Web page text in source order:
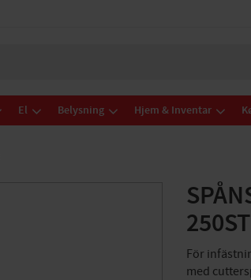
El Belysning Hjem & Inventar
250ST
För
med